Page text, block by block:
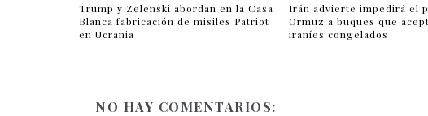
Trump y Zelenski abordan en la Casa
Blanca fabricación de misiles Patriot
en Ucrania
Irán advierte impedirá el
Ormuz a buques que
iraníes congelados
NO HAY COMENTARIOS: